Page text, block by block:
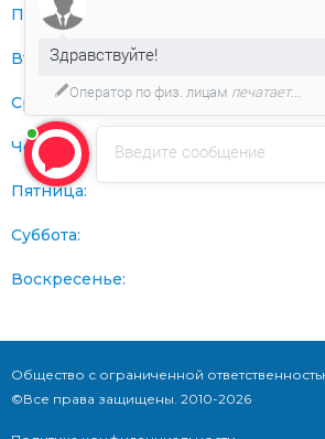
Понедельник:
Вторник:
Среда:
Четверг:
Пятница:
Суббота:
Воскресенье:
Общество с ограниченной
©Все права защищены. 2010-2026
Введите сообщение
Здравствуйте!
Оператор по физ. лицам печатает...